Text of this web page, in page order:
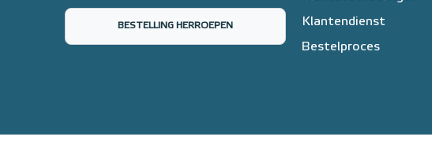
BESTELLING HERROEPEN
Klantendienst
Bestelproces